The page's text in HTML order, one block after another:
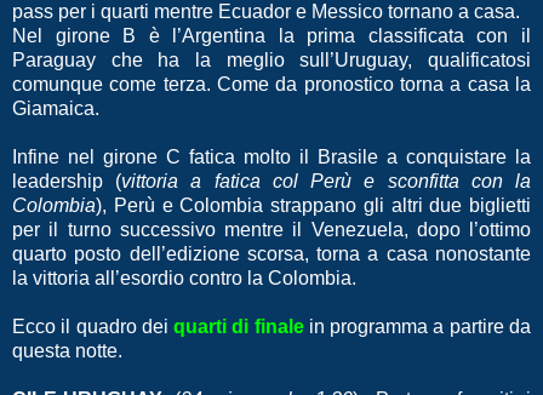
pass per i quarti mentre Ecuador e Messico tornano a casa.
Nel girone B è l’Argentina la prima classificata con il
Paraguay che ha la meglio sull’Uruguay, qualificatosi
comunque come terza. Come da pronostico torna a casa la
Giamaica.
Infine nel girone C fatica molto il Brasile a conquistare la
leadership (vittoria a fatica col Perù e sconfitta con la
Colombia), Perù e Colombia strappano gli altri due biglietti
per il turno successivo mentre il Venezuela, dopo l’ottimo
quarto posto dell’edizione scorsa, torna a casa nonostante
la vittoria all’esordio contro la Colombia.
Ecco il quadro deiquarti di finalein programma a partire da
questa notte.